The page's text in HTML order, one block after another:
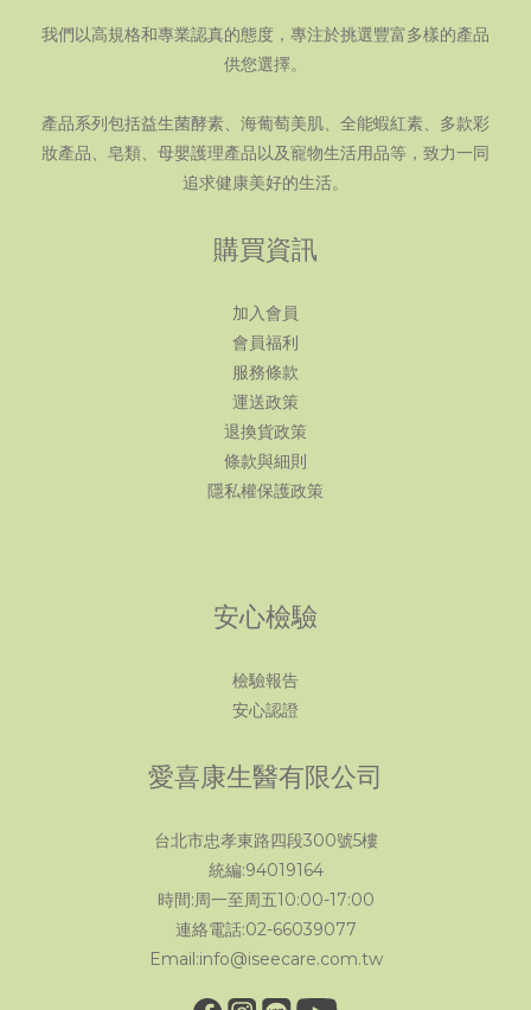
我們以高規格和專業認真的態度，專注於挑選豐富多樣的產品
供您選擇。
產品系列包括益生菌酵素、海葡萄美肌、全能蝦紅素、多款彩
妝產品、皂類、母嬰護理產品以及寵物生活用品等，致力一同
追求健康美好的生活。
購買資訊
加入會員
會員福利
服務條款
運送政策
退換貨政策
條款與細則
隱私權保護政策
安心檢驗
檢驗報告
安心認證
愛喜康生醫有限公司
台北市忠孝東路四段300號5樓
統編:94019164
時間:周一至周五10:00-17:00
連絡電話:02-66039077
Email:info@iseecare.com.tw